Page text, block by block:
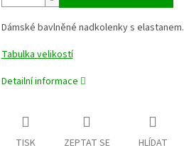
Dámské bavlněné nadkolenky s elastanem.
Tabulka velikostí
Detailní informace
TISK ZEPTAT SE HLÍDAT